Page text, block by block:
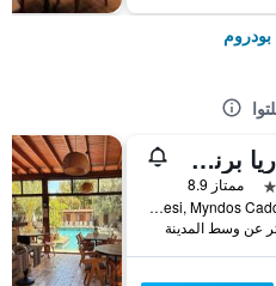
فند كاريا برنسيس
ممتاز 8.9
Eskiçesme Mahallesi, Myndos Caddesi No:8, بودروم, تركيا